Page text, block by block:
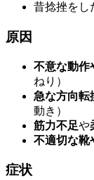
昔捻挫をし
原因
不意な動作
ねり）
急な方向転
動き）
筋力不足や
不適切な靴
症状